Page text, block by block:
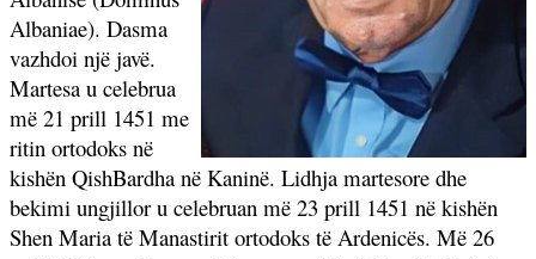
Albaniae). Dasma
vazhdoi një javë.
Martesa u celebrua
më 21 prill 1451 me
ritin ortodoks në
kishën QishBardha në Kaninë. Lidhja martesore dhe
bekimi ungjillor u celebruan më 23 prill 1451 në kishën
Shen Maria të Manastirit ortodoks të Ardenicës. Më 26